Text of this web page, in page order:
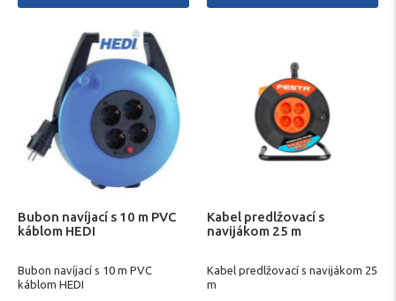
Bubon navíjací s 10 m PVC
káblom HEDI
Bubon navíjací s 10 m PVC
káblom HEDI
Kabel predlžovací s
navijákom 25 m
Kabel predlžovací s navijákom 25
m